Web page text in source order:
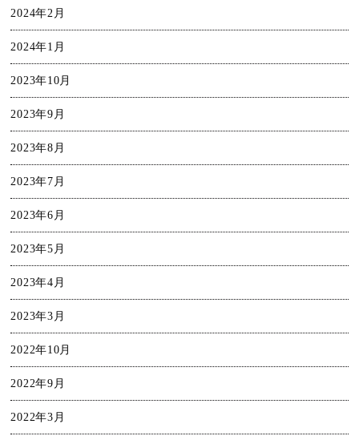
2024年2月
2024年1月
2023年10月
2023年9月
2023年8月
2023年7月
2023年6月
2023年5月
2023年4月
2023年3月
2022年10月
2022年9月
2022年3月